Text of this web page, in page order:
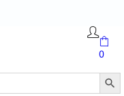
0
Search